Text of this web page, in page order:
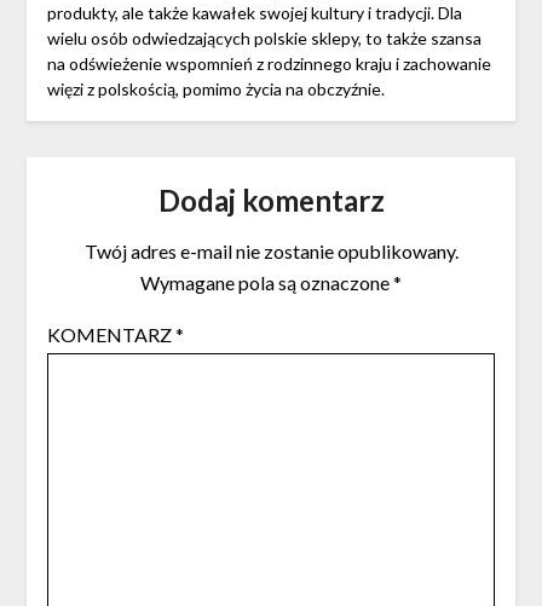
produkty, ale także kawałek swojej kultury i tradycji. Dla
wielu osób odwiedzających polskie sklepy, to także szansa
na odświeżenie wspomnień z rodzinnego kraju i zachowanie
więzi z polskością, pomimo życia na obczyźnie.
Dodaj komentarz
Twój adres e-mail nie zostanie opublikowany.
Wymagane pola są oznaczone*
KOMENTARZ*